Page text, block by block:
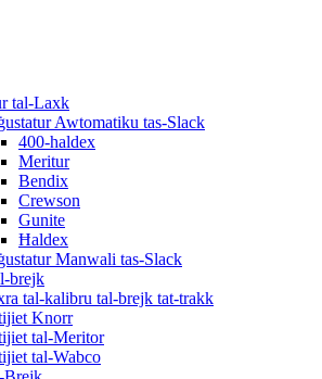
tal-Laxk
Awtomatiku tas-Slack
400-haldex
Meritur
Bendix
Crewson
Gunite
Ħaldex
Manwali tas-Slack
brejk
tal-kalibru tal-brejk tat-trakk
Knorr
tal-Meritor
tal-Wabco